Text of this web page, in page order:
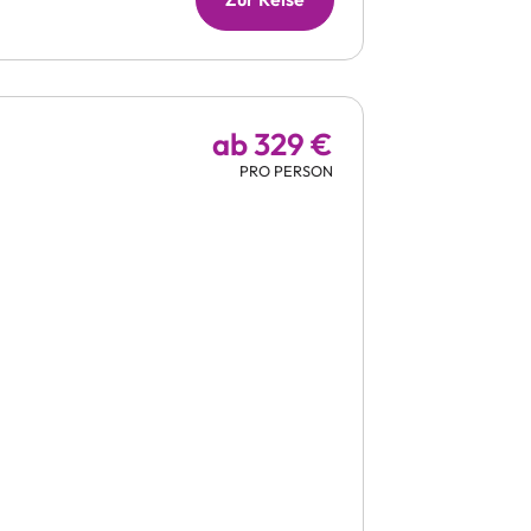
ab 329 €
PRO PERSON